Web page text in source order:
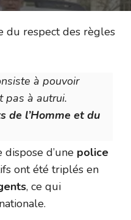
du respect des règles
à pouvoir
pas à autrui.
de l’Homme et du
d’une police
ont été triplés en
, ce qui